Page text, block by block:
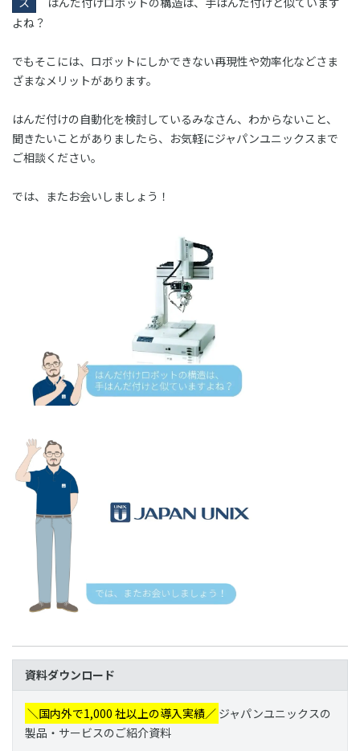
よね？
でもそこには、ロボットにしかできない再現性や効率化などさま
ざまなメリットがあります。
はんだ付けの自動化を検討しているみなさん、わからないこと、
聞きたいことがありましたら、お気軽にジャパンユニックスまで
ご相談ください。
では、またお会いしましょう！
資料ダウンロード
＼国内外で1,000 社以上の導入実績／ ジャパンユニックスの
製品・サービスのご紹介資料